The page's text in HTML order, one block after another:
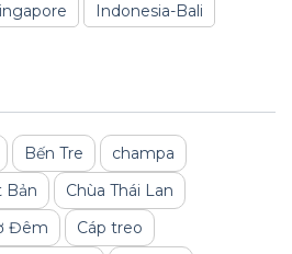
Indonesia-Bali
Bến Tre
champa
Bản
Chùa Thái Lan
Đêm
Cáp treo